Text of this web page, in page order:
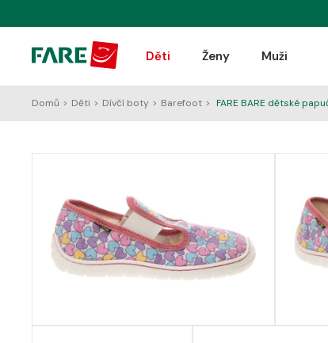
Děti Ženy Muži
Domů > Děti > Dívčí boty > Barefoot > FARE BARE dětské